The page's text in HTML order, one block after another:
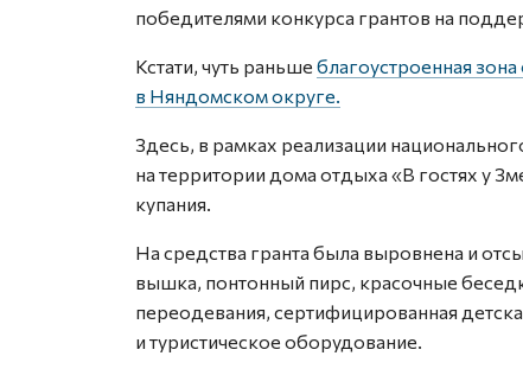
победителями конкурса грантов на
Кстати, чуть раньше благоустроенная
в Няндомском округе.
Здесь, в рамках реализации
на территории дома отдыха «В гостях у
купания.
На средства гранта была выровнена и
вышка, понтонный пирс, красочные
переодевания, сертифицированная
и туристическое оборудование.